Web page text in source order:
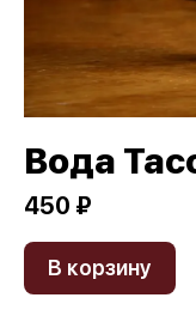
Вода
450 ₽
В корзину